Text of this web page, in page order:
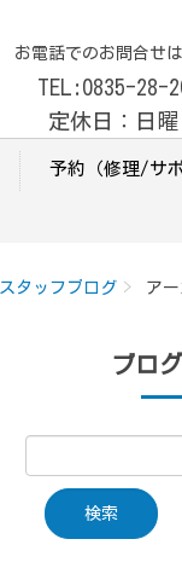
お電話でのお問合せ
TEL:0835-28-
定休日：日曜
予約（修理/サポ
スタッフブログ ア
ブロ